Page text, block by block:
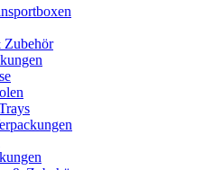
Zubehör